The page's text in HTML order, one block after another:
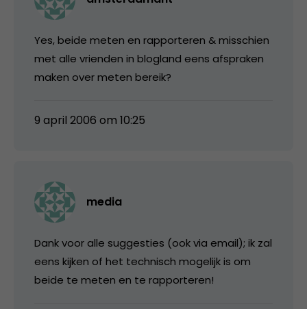
Yes, beide meten en rapporteren & misschien
met alle vrienden in blogland eens afspraken
maken over meten bereik?
9 april 2006 om 10:25
media
Dank voor alle suggesties (ook via email); ik zal
eens kijken of het technisch mogelijk is om
beide te meten en te rapporteren!